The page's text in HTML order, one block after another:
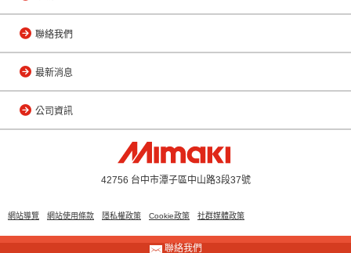
聯絡我們
最新消息
公司資訊
42756 台中市潭子區中山路3段37號
網站導覽 網站使用條款 隱私權政策 Cookie政策 社群媒體政策
聯絡我們